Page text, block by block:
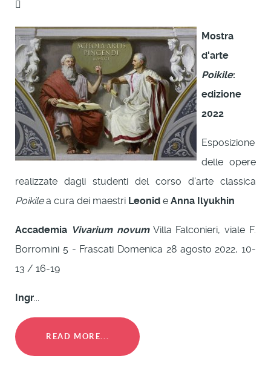
Mostra
d'arte
Poikile:
edizione
2022
Esposizione
delle opere
realizzate dagli studenti del corso d'arte classica
Poikilea cura dei maestri Leonid e Anna Ilyukhin
Accademia Vivarium novumVilla Falconieri, viale F.
Borromini 5 - Frascati Domenica 28 agosto 2022, 10-
13 / 16-19
Ingr...
READ MORE...